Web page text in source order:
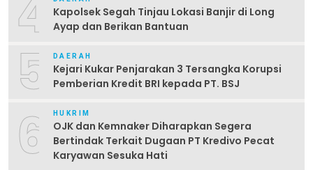
4
Kapolsek Segah Tinjau Lokasi Banjir di Long
Ayap dan Berikan Bantuan
5 DAERAH
Kejari Kukar Penjarakan 3 Tersangka Korupsi
Pemberian Kredit BRI kepada PT. BSJ
6 HUKRIM
OJK dan Kemnaker Diharapkan Segera
Bertindak Terkait Dugaan PT Kredivo Pecat
Karyawan Sesuka Hati